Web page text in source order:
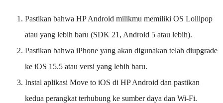
Pastikan bahwa HP Android milikmu memiliki OS Lollipop
atau yang lebih baru (SDK 21, Android 5 atau lebih).
Pastikan bahwa iPhone yang akan digunakan telah diupgrade
ke iOS 15.5 atau versi yang lebih baru.
Instal aplikasi Move to iOS di HP Android dan pastikan
kedua perangkat terhubung ke sumber daya dan Wi-Fi.